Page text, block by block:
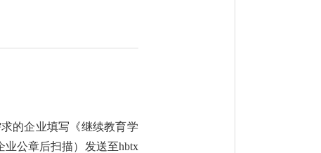
的企业填写《继续教育学
公章后扫描）发送至hbtx